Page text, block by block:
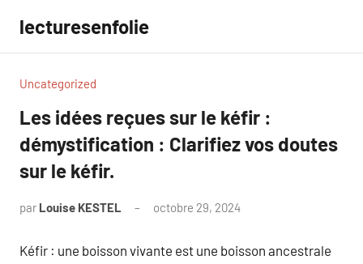
contenu
lecturesenfolie
Uncategorized
Les idées reçues sur le kéfir :
démystification : Clarifiez vos doutes
sur le kéfir.
par Louise KESTEL octobre 29, 2024
Kéfir : une boisson vivante est une boisson ancestrale